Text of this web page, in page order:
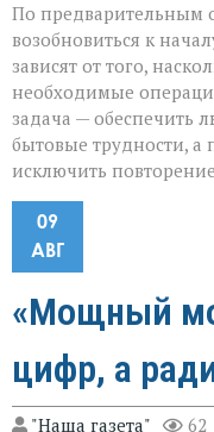
По предварительным
возобновиться к
зависят от того,
необходимые
задача — обеспечить
бытовые трудности, а
исключить
09
АВГ
«Мощный
цифр, а
"Наша газета" 62